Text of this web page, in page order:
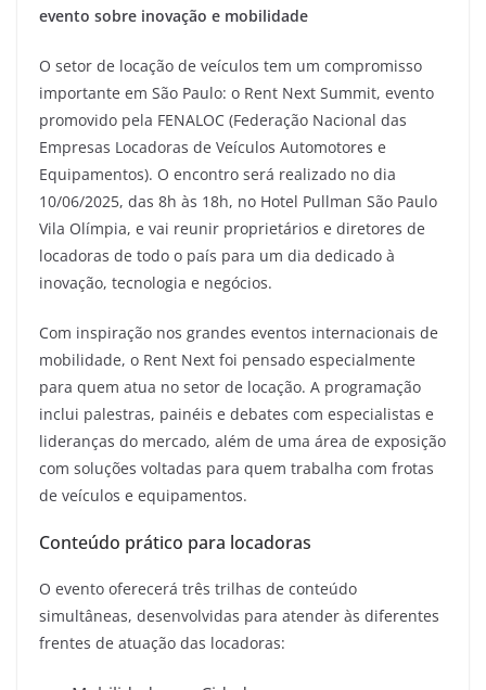
evento sobre inovação e mobilidade
O setor de locação de veículos tem um compromisso
importante em São Paulo: o Rent Next Summit, evento
promovido pela FENALOC (Federação Nacional das
Empresas Locadoras de Veículos Automotores e
Equipamentos). O encontro será realizado no dia
10/06/2025, das 8h às 18h, no Hotel Pullman São Paulo
Vila Olímpia, e vai reunir proprietários e diretores de
locadoras de todo o país para um dia dedicado à
inovação, tecnologia e negócios.
Com inspiração nos grandes eventos internacionais de
mobilidade, o Rent Next foi pensado especialmente
para quem atua no setor de locação. A programação
inclui palestras, painéis e debates com especialistas e
lideranças do mercado, além de uma área de exposição
com soluções voltadas para quem trabalha com frotas
de veículos e equipamentos.
Conteúdo prático para locadoras
O evento oferecerá três trilhas de conteúdo
simultâneas, desenvolvidas para atender às diferentes
frentes de atuação das locadoras: